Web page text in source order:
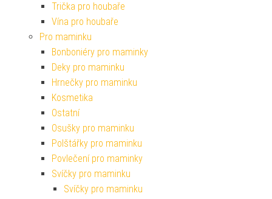
Trička pro houbaře
Vína pro houbaře
Pro maminku
Bonboniéry pro maminky
Deky pro maminku
Hrnečky pro maminku
Kosmetika
Ostatní
Osušky pro maminku
Polštářky pro maminku
Povlečení pro maminky
Svíčky pro maminku
Svíčky pro maminku